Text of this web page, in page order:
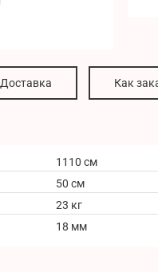
Доставка Как
1110 см
50 см
23 кг
18 мм